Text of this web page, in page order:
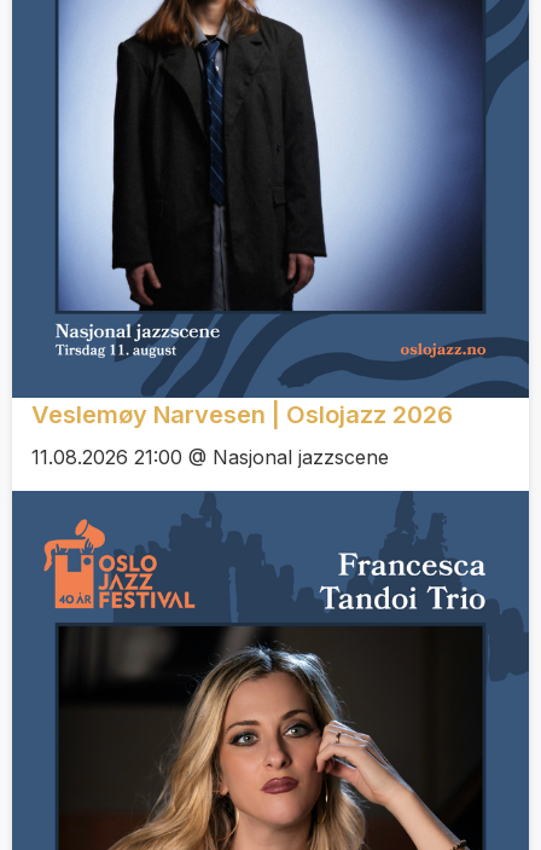
Veslemøy Narvesen | Oslojazz 2026
11.08.2026 21:00 @ Nasjonal jazzscene